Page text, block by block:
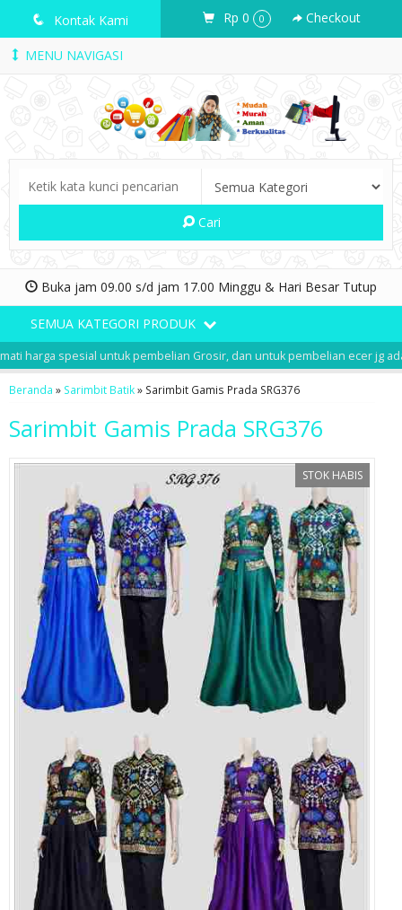
q Kontak Kami Rp 0 0 Checkout
MENU NAVIGASI
Cari
Buka jam 09.00 s/d jam 17.00 Minggu & Hari Besar Tutup
SEMUA KATEGORI PRODUK
harga spesial untuk pembelian Grosir, dan untuk pembelian ecer jg ada
Beranda » Sarimbit Batik» Sarimbit Gamis Prada SRG376
Sarimbit Gamis Prada SRG376
STOK HABIS